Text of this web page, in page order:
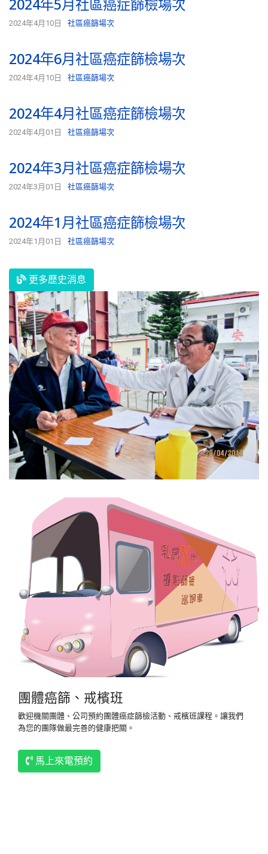
2024年5月社區癌症篩檢場次
2024年4月10日 社區癌篩場次
2024年6月社區癌症篩檢場次
2024年4月10日 社區癌篩場次
2024年4月社區癌症篩檢場次
2024年4月01日 社區癌篩場次
2024年3月社區癌症篩檢場次
2024年3月01日 社區癌篩場次
2024年1月社區癌症篩檢場次
2024年1月01日 社區癌篩場次
更多歷史消息
團體癌篩、戒檳班
歡迎機關團體、公司預約團體癌症篩檢活動、戒檳班課程。讓我們
為您的團隊做最完善的健康把關。
馬上來電預約